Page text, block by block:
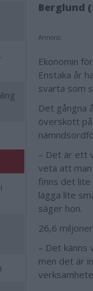
Berglund
Annons:
Ekonomin
Enstaka år
svarta som
Det gångna
överskott
– Det är ett
veta att
finns det lite
lägga lite
säger hon.
26,6
– Det känns
men det är